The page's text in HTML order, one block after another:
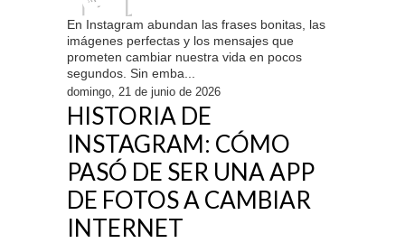
En Instagram abundan las frases bonitas, las
imágenes perfectas y los mensajes que
prometen cambiar nuestra vida en pocos
segundos. Sin emba...
domingo, 21 de junio de 2026
HISTORIA DE
INSTAGRAM: CÓMO
PASÓ DE SER UNA APP
DE FOTOS A CAMBIAR
INTERNET